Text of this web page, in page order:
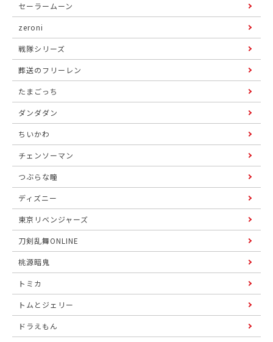
セーラームーン
zeroni
戦隊シリーズ
葬送のフリーレン
たまごっち
ダンダダン
ちいかわ
チェンソーマン
つぶらな瞳
ディズニー
東京リベンジャーズ
刀剣乱舞ONLINE
桃源暗鬼
トミカ
トムとジェリー
ドラえもん